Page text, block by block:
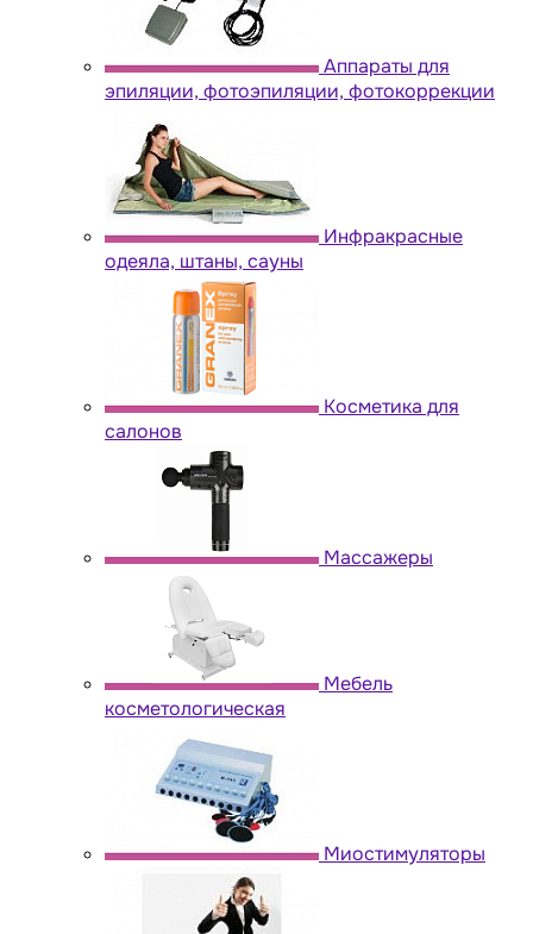
Аппараты для
эпиляции, фотоэпиляции, фотокоррекции
Инфракрасные
одеяла, штаны, сауны
Косметика для
салонов
Массажеры
Мебель
косметологическая
Миостимуляторы